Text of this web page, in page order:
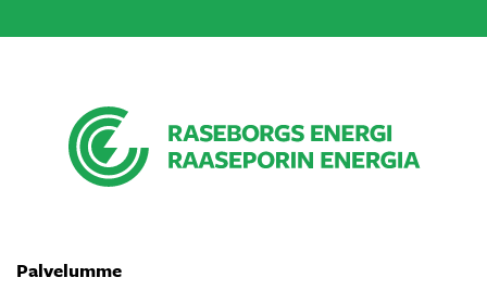
Palvelumme